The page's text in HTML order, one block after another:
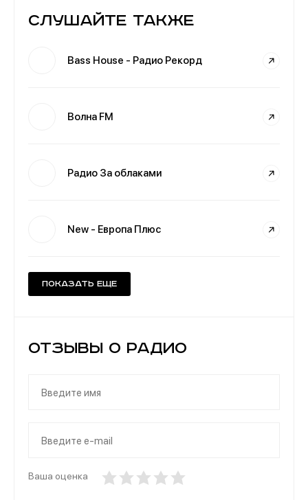
Слушайте также
Bass House - Радио Рекорд
Волна FM
Радио За облаками
New - Европа Плюс
Показать еще
Отзывы о Радио
Ваша оценка